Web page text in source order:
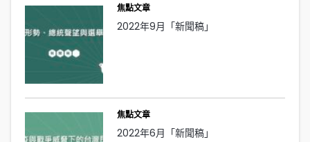
焦點文章
2022年9月「新聞稿」
焦點文章
2022年6月「新聞稿」